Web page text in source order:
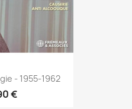
- 1955-1962
€